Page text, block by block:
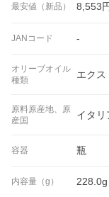
最安値（新品） 8,553
JANコード -
オリーブオイル
種類
エク
原料原産地、原
産国
イタリ
容器 瓶
内容量（g） 228.0g